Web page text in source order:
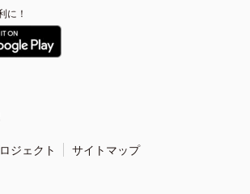
に！
ジェクト サイトマップ